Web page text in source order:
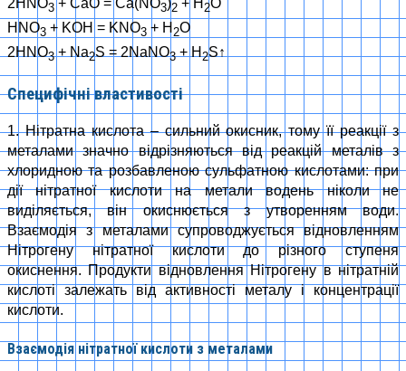
3 3 2 2
HNO3 + KOH = KNO3 + H 2O
2HNO3 + Na2S = 2NaNO3 + H 2S↑
Специфічні властивості
1. Нітратна кислота – сильний окисник, тому її реакції з
металами значно відрізняються від реакцій металів з
хлоридною та розбавленою сульфатною кислотами: при
дії нітратної кислоти на метали водень ніколи не
виділяється, він окиснюється з утворенням води.
Взаємодія з металами супроводжується відновленням
Нітрогену нітратної кислоти до різного ступеня
окиснення. Продукти відновлення Нітрогену в нітратній
кислоті залежать від активності металу і концентрації
кислоти.
Взаємодія нітратної кислоти з металами